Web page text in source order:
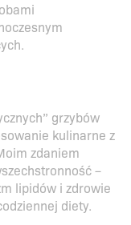
grzybów
kulinarne z
zdaniem
–
lipidów i zdrowie
diety.